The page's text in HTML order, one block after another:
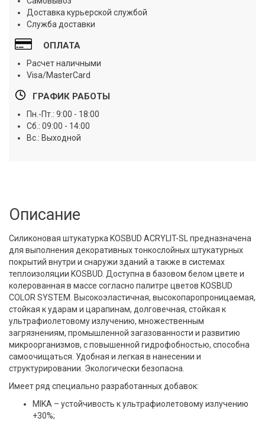
Доставка курьерской службой
Служба доставки
ОПЛАТА
Расчет наличными
Visa/MasterCard
ГРАФИК РАБОТЫ
Пн.-Пт.: 9:00 - 18:00
Сб.: 09:00 - 14:00
Вс.: Выходной
Описание
Силиконовая штукатурка KOSBUD ACRYLIT-SL предназначена
для выполнения декоративных тонкослойных штукатурных
покрытий внутри и снаружи зданий а также в системах
теплоизоляции KOSBUD. Доступна в базовом белом цвете и
колерованная в массе согласно палитре цветов KOSBUD
СOLOR SYSTEM. Высокоэластичная, высокопаропроницаемая,
стойкая к ударам и царапинам, долговечная, стойкая к
ультрафиолетовому излучению, множественным
загрязнениям, промышленной загазованности и развитию
микроорганизмов, с повышенной гидрофобностью, способна
самоочищаться. Удобная и легкая в нанесении и
структурировании. Экологически безопасна.
Имеет ряд специально разработанных добавок:
MIKA – устойчивость к ультрафиолетовому излучению
+30%;